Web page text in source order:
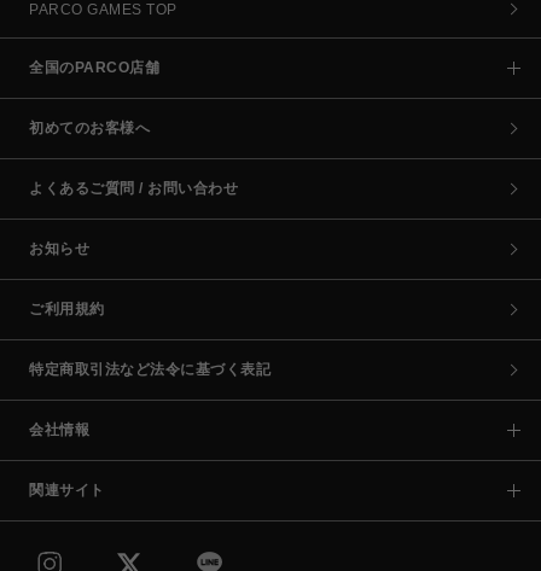
PARCO GAMES TOP
全国のPARCO店舗
初めてのお客様へ
よくあるご質問 / お問い合わせ
お知らせ
ご利用規約
特定商取引法など法令に基づく表記
会社情報
関連サイト